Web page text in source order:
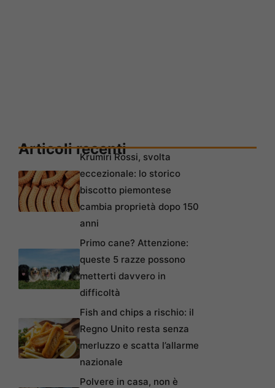
Articoli recentiKrumiri Rossi, svolta
eccezionale: lo storico
biscotto piemontese
cambia proprietà dopo 150
anni
Primo cane? Attenzione:
queste 5 razze possono
metterti davvero in
difficoltà
Fish and chips a rischio: il
Regno Unito resta senza
merluzzo e scatta l’allarme
nazionale
Polvere in casa, non è